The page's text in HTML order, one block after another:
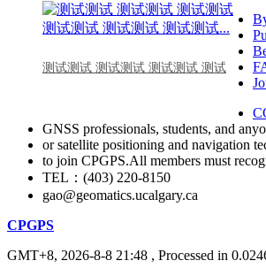
测试测试 测试测试 测试测试 测试
GNSS professionals, students, and
or satellite positioning and navigation
to join CPGPS.All members must
TEL：(403) 220-8150
gao@geomatics.ucalgary.ca
CPGPS
GMT+8, 2026-8-8 21:48 , Processed in